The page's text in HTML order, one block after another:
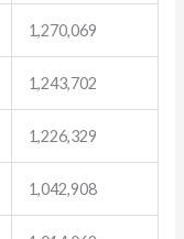
1,270,069
1,243,702
1,226,329
1,042,908